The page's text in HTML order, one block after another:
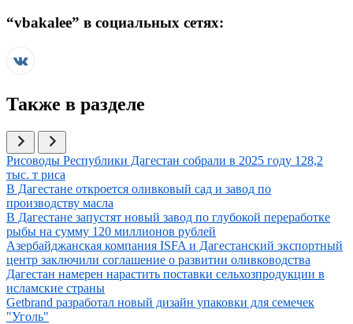
“vbakalee” в социальных сетях:
Также в разделе
Иллюстрация новости
Рисоводы Республики Дагестан собрали в 2025 году 128,2
тыс. т риса
Иллюстрация новости
В Дагестане откроется оливковый сад и завод по
производству масла
Иллюстрация новости
В Дагестане запустят новый завод по глубокой переработке
рыбы на сумму 120 миллионов рублей
Иллюстрация новости
Азербайджанская компания ISFA и Дагестанский экспортный
центр заключили соглашение о развитии оливководства
Иллюстрация новости
Дагестан намерен нарастить поставки сельхозпродукции в
исламские страны
Иллюстрация новости
Getbrand разработал новый дизайн упаковки для семечек
"Уголь"